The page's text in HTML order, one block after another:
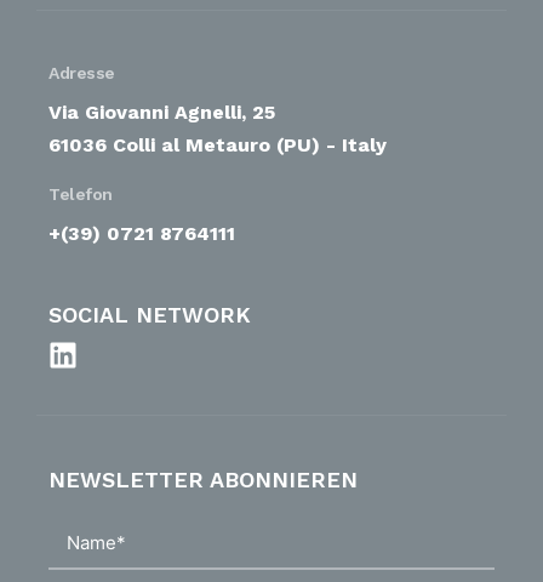
Adresse
Via Giovanni Agnelli, 25
61036 Colli al Metauro (PU) - Italy
Telefon
+(39) 0721 8764111
SOCIAL NETWORK
NEWSLETTER ABONNIEREN